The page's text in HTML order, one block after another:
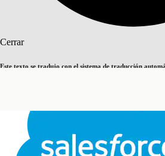
Cerrar
Este texto se tradujo con el sistema de traducción
Cerrar Cerrar